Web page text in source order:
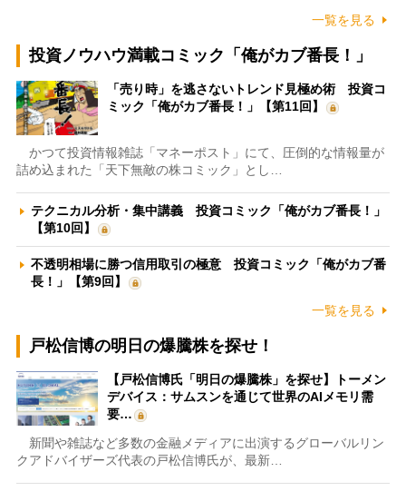
一覧を見る
投資ノウハウ満載コミック「俺がカブ番長！」
「売り時」を逃さないトレンド見極め術 投資コ
ミック「俺がカブ番長！」【第11回】
かつて投資情報雑誌「マネーポスト」にて、圧倒的な情報量が
詰め込まれた「天下無敵の株コミック」とし…
テクニカル分析・集中講義 投資コミック「俺がカブ番長！」
【第10回】
不透明相場に勝つ信用取引の極意 投資コミック「俺がカブ番
長！」【第9回】
一覧を見る
戸松信博の明日の爆騰株を探せ！
【戸松信博氏「明日の爆騰株」を探せ】トーメン
デバイス：サムスンを通じて世界のAIメモリ需
要…
新聞や雑誌など多数の金融メディアに出演するグローバルリン
クアドバイザーズ代表の戸松信博氏が、最新…